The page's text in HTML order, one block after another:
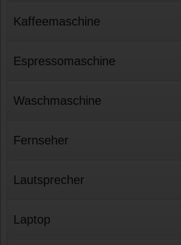
Kaffeemaschine
Espressomaschine
Waschmaschine
Fernseher
Lautsprecher
Laptop